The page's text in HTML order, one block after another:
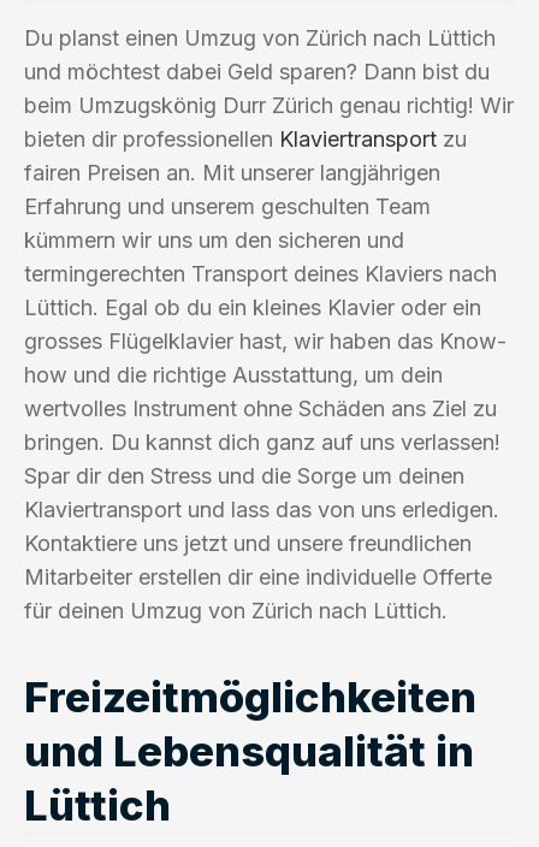
Du planst einen Umzug von Zürich nach Lüttich
und möchtest dabei Geld sparen? Dann bist du
beim Umzugskönig Durr Zürich genau richtig! Wir
bieten dir professionellen Klaviertransport zu
fairen Preisen an. Mit unserer langjährigen
Erfahrung und unserem geschulten Team
kümmern wir uns um den sicheren und
termingerechten Transport deines Klaviers nach
Lüttich. Egal ob du ein kleines Klavier oder ein
grosses Flügelklavier hast, wir haben das Know-
how und die richtige Ausstattung, um dein
wertvolles Instrument ohne Schäden ans Ziel zu
bringen. Du kannst dich ganz auf uns verlassen!
Spar dir den Stress und die Sorge um deinen
Klaviertransport und lass das von uns erledigen.
Kontaktiere uns jetzt und unsere freundlichen
Mitarbeiter erstellen dir eine individuelle Offerte
für deinen Umzug von Zürich nach Lüttich.
Freizeitmöglichkeiten
und Lebensqualität in
Lüttich